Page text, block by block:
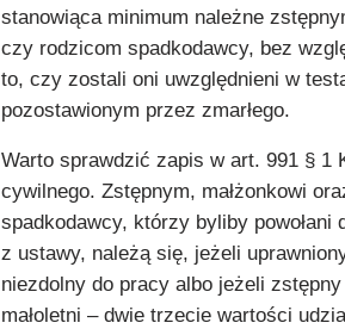
stanowiąca minimum należne
czy rodzicom spadkodawcy, bez
to, czy zostali oni uwzględnieni w
pozostawionym przez zmarłego.
Warto sprawdzić zapis w art. 991 § 1
cywilnego. Zstępnym, małżonkowi
spadkodawcy, którzy byliby powołani
z ustawy, należą się, jeżeli
niezdolny do pracy albo jeżeli
małoletni – dwie trzecie wartości